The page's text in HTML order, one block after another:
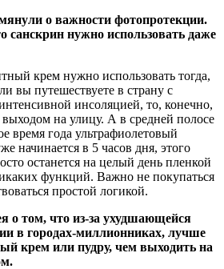
о важности фотопротекции.
санскрин нужно использовать даже
крем нужно использовать тогда,
вы путешествуете в страну с
инсоляцией, то, конечно,
на улицу. А в средней полосе
время года ультрафиолетовый
начинается в 5 часов дня, этого
останется на целый день пленкой
функций. Важно не покупаться
простой логикой.
о том, что из-за ухудшающейся
в городах-миллионниках, лучше
крем или пудру, чем выходить на